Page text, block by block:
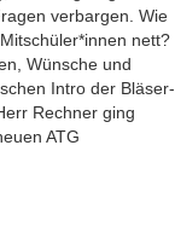
verbargen. Wie
nett?
Wünsche und
Intro der Bläser-
Rechner ging
ATG